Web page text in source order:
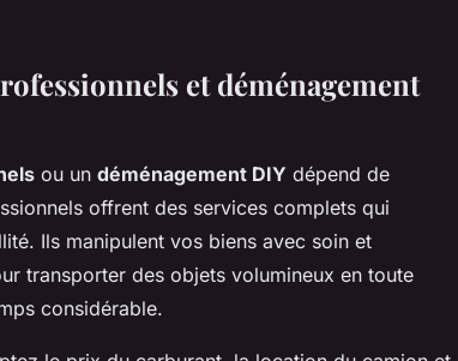
et déménagement
ou un déménagement DIY dépend de
offrent des services complets qui
Ils manipulent vos biens avec soin et
transporter des objets volumineux en toute
considérable.